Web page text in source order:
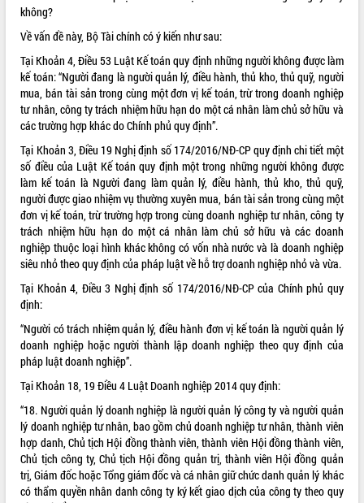
VIDEO
ALBUM ẢNH
LIÊN KẾT WEB
THỐNG KÊ TRUY CẬP
Hôm nay: 11171
Tất cả:
65987313
không?
Về vấn đề này, Bộ Tài chính có ý kiến như sau:
Tại Khoản 4, Điều 53 Luật Kế toán quy định những người không được làm
kế toán: “Người đang là người quản lý, điều hành, thủ kho, thủ quỹ, người
mua, bán tài sản trong cùng một đơn vị kế toán, trừ trong doanh nghiệp
tư nhân, công ty trách nhiệm hữu hạn do một cá nhân làm chủ sở hữu và
các trường hợp khác do Chính phủ quy định”.
Tại Khoản 3, Điều 19 Nghị định số 174/2016/NĐ-CP quy định chi tiết một
số điều của Luật Kế toán quy định một trong những người không được
làm kế toán là Người đang làm quản lý, điều hành, thủ kho, thủ quỹ,
người được giao nhiệm vụ thường xuyên mua, bán tài sản trong cùng một
đơn vị kế toán, trừ trường hợp trong cùng doanh nghiệp tư nhân, công ty
trách nhiệm hữu hạn do một cá nhân làm chủ sở hữu và các doanh
nghiệp thuộc loại hình khác không có vốn nhà nước và là doanh nghiệp
siêu nhỏ theo quy định của pháp luật về hỗ trợ doanh nghiệp nhỏ và vừa.
Tại Khoản 4, Điều 3 Nghị định số 174/2016/NĐ-CP của Chính phủ quy
định:
“Người có trách nhiệm quản lý, điều hành đơn vị kế toán là người quản lý
doanh nghiệp hoặc người thành lập doanh nghiệp theo quy định của
pháp luật doanh nghiệp”.
Tại Khoản 18, 19 Điều 4 Luật Doanh nghiệp2014 quy định:
“18. Người quản lý doanh nghiệp là người quản lý công ty và người quản
lý doanh nghiệp tư nhân, bao gồm chủ doanh nghiệp tư nhân, thành viên
hợp danh, Chủ tịch Hội đồng thành viên, thành viên Hội đồng thành viên,
Chủ tịch công ty, Chủ tịch Hội đồng quản trị, thành viên Hội đồng quản
trị, Giám đốc hoặc Tổng giám đốc và cá nhân giữ chức danh quản lý khác
có thẩm quyền nhân danh công ty ký kết giao dịch của công ty theo quy